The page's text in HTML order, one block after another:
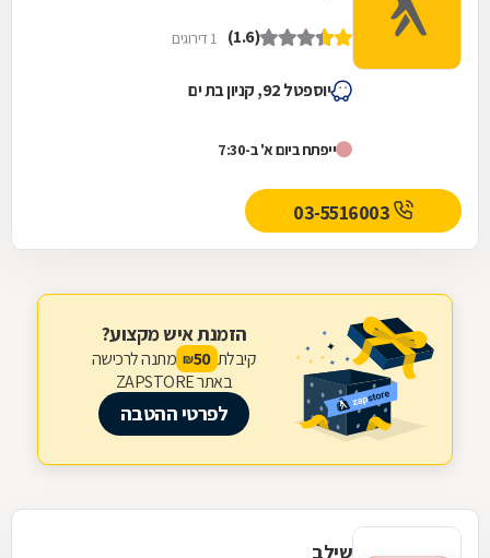
(1.6) 1 דירוגים
יוספטל 92, קניון בת ים
ייפתח ביום א' ב-7:30
הזמנת איש מקצוע?
קיבלת 50
₪ מתנה לרכישה
באתר ZAPSTORE
לפרטי ההטבה
שילב